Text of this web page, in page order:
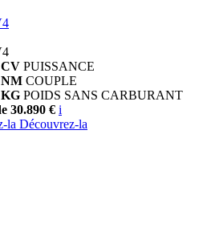
CV PUISSANCE
NM COUPLE
POIDS SANS CARBURANT
30.890 € i
la Découvrez-la